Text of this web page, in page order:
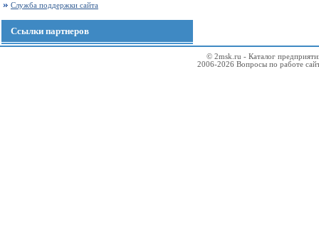
Служба поддержки сайта
Ссылки партнеров
© 2msk.ru - Каталог
2006-2026 Вопросы по работе